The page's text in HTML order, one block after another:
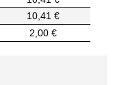
10,41 €
2,00 €